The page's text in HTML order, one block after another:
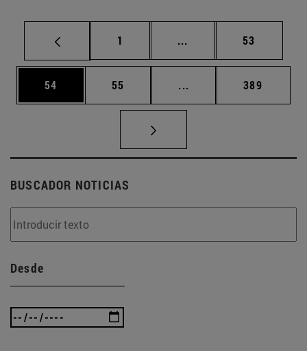
Página
1 ... Páginas intermedias
Página
53
Página
54 Página
55 ... Páginas intermedias
Página
389
BUSCADOR NOTICIAS
Desde